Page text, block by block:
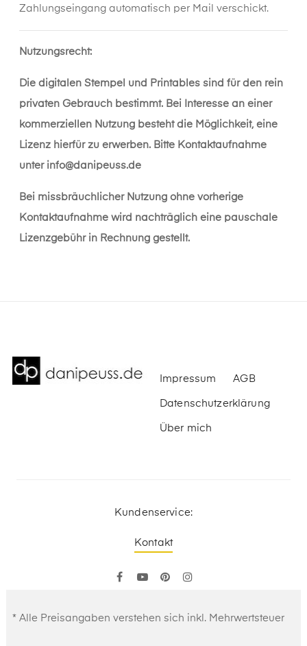
Zahlungseingang automatisch per Mail verschickt.
Nutzungsrecht:
Die digitalen Stempel und Printables sind für den rein
privaten Gebrauch bestimmt. Bei Interesse an einer
kommerziellen Nutzung besteht die Möglichkeit, eine
Lizenz hierfür zu erwerben. Bitte Kontaktaufnahme
unter info@danipeuss.de
Bei missbräuchlicher Nutzung ohne vorherige
Kontaktaufnahme wird nachträglich eine pauschale
Lizenzgebühr in Rechnung gestellt.
Impressum AGB
Datenschutzerklärung
Über mich
Kundenservice:
Kontakt
FacebookYouTubePinterest
* Alle Preisangaben verstehen sich inkl. Mehrwertsteuer